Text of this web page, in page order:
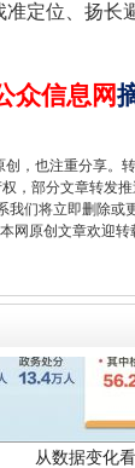
定位、扬长
众信息网
，也注重分享。
，部分文章转发
我们将立即删除或
网原创文章欢迎转
从数据变化